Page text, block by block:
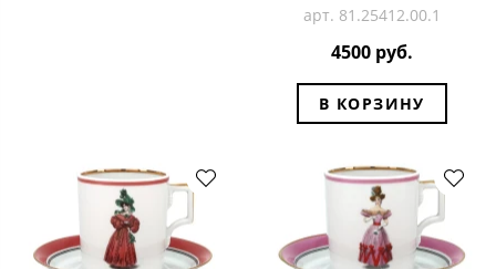
арт. 81.25412.00.1
4500 руб.
В КОРЗИНУ